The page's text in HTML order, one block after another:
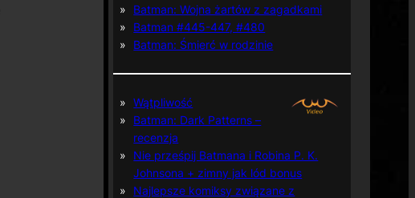
Batman: Wojna żartów z zagadkami
Batman #445-447, #480
Batman: Śmierć w rodzinie
Wątpliwość
Batman: Dark Patterns –
recenzja
Nie prześpij Batmana i Robina P. K.
Johnsona + zimny jak lód bonus
Najlepsze komiksy związane z